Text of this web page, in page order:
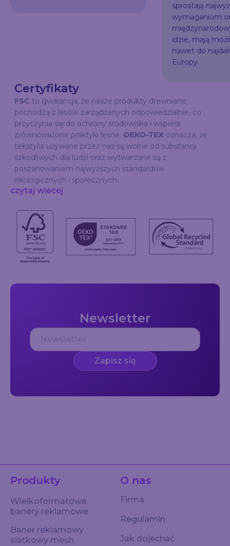
sprostają
wymaganiom
idzie, mają
nawet do
Europy.
Certyfikaty
FSC to gwarancja, że nasze produkty drewniane
pochodzą z lasów zarządzanych odpowiedzialnie, co
przyczynia się do ochrony środowiska i wspiera
zrównoważone praktyki leśne. OEKO-TEX oznacza, że
tekstylia używane przez nas są wolne od substancji
szkodliwych dla ludzi oraz wytwarzane są z
poszanowaniem najwyższych standardów
ekologicznych i społecznych.
czytaj wiecej
Newsletter
Zapisz się
Produkty
Wielkoformatowe
banery reklamowe
Baner reklamowy
siatkowy mesh
O nas
Firma
Regulamin
Jak dojechać